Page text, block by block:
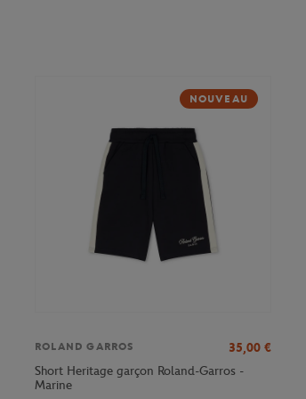
NOUVEAU
ROLAND GARROS 35,00 €
Short Heritage garçon Roland-Garros -
Marine